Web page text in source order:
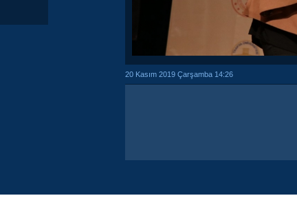
20 Kasım 2019 Çarşamba 14:26